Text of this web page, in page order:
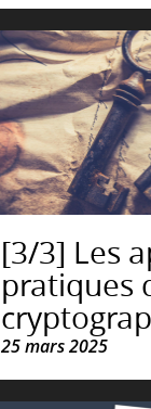
[3/3] Les
pratiques
25 mars 2025